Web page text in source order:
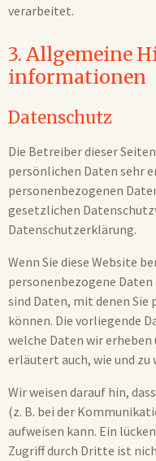
verarbeitet.
3. Allgemeine
informationen
Datenschutz
Die Betreiber dieser
persönlichen Daten sehr
personenbezogenen
gesetzlichen
Datenschutzerklärung.
Wenn Sie diese Website
personenbezogene
sind Daten, mit denen
können. Die vorliegende
welche Daten wir erheben
erläutert auch, wie und zu
Wir weisen darauf hin,
(z. B. bei der
aufweisen kann. Ein
Zugriff durch Dritte ist